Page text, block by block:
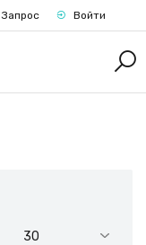
Запрос Войти
30